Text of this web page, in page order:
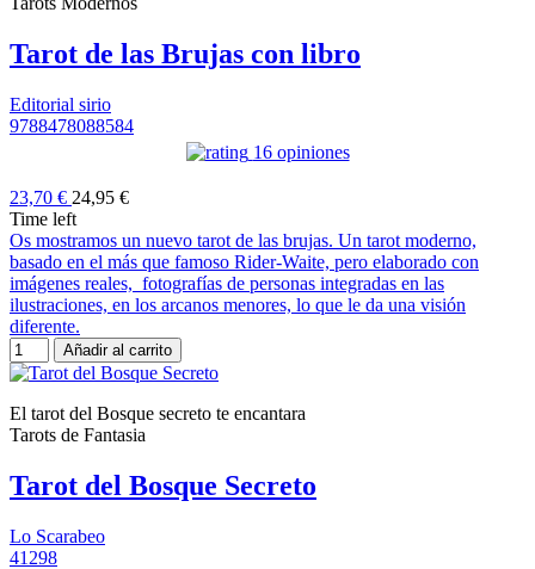
Tarot de las Brujas con libro
Editorial sirio
9788478088584
16 opiniones
23,70 € 24,95 €
Time left
Os mostramos un nuevo tarot de las brujas. Un tarot moderno,
basado en el más que famoso Rider-Waite, pero elaborado con
imágenes reales, fotografías de personas integradas en las
ilustraciones, en los arcanos menores, lo que le da una visión
diferente.
Añadir al carrito
El tarot del Bosque secreto te encantara
Tarots de Fantasia
Tarot del Bosque Secreto
Lo Scarabeo
41298